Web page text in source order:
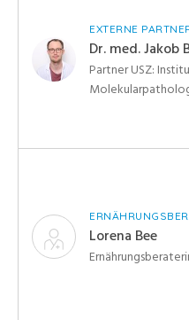
EXTERNE
Dr. med. Jakob
Partner USZ:
Lorena Bee